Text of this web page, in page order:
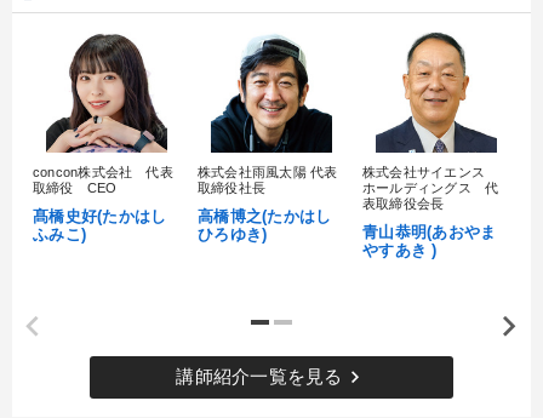
concon株式会社 代表
取締役 CEO
髙橋史好(たかはし
ふみこ)
株式会社雨風太陽 代表
取締役社長
高橋博之(たかはし
ひろゆき)
株式会社サイエンス
ホールディングス 代
表取締役会長
青山恭明(あおやま
やすあき )
講師紹介一覧を見る keyboard_arrow_right